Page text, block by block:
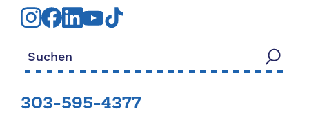
Suchen nach:
303-595-4377